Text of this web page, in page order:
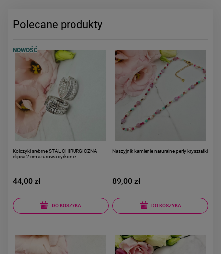
Polecane produkty
Kolczyki srebrne STAL CHIRURGICZNA
elipsa 2 cm ażurowa cyrkonie
44,00 zł
DO KOSZYKA
NOWOŚĆ
Naszyjnik kamienie naturalne perły kryształki
89,00 zł
DO KOSZYKA